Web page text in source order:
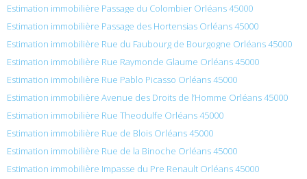
Estimation immobilière Passage du Colombier Orléans 45000
Estimation immobilière Passage des Hortensias Orléans 45000
Estimation immobilière Rue du Faubourg de Bourgogne Orléans 45000
Estimation immobilière Rue Raymonde Glaume Orléans 45000
Estimation immobilière Rue Pablo Picasso Orléans 45000
Estimation immobilière Avenue des Droits de l’Homme Orléans 45000
Estimation immobilière Rue Theodulfe Orléans 45000
Estimation immobilière Rue de Blois Orléans 45000
Estimation immobilière Rue de la Binoche Orléans 45000
Estimation immobilière Impasse du Pre Renault Orléans 45000